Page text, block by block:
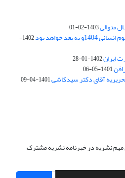
متوالی1403-02-01
خواهد بود
1402-
ایران1402-01-28
1401-05-06
آقای دکتر سیدکاشی1401-04-09
مهم نشریه در خبرنامه نشریه مشترک